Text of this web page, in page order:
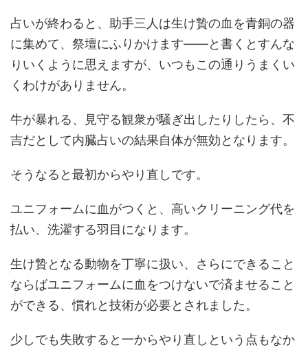
占いが終わると、助手三人は生け贄の血を青銅の器
に集めて、祭壇にふりかけます――と書くとすんな
りいくように思えますが、いつもこの通りうまくい
くわけがありません。
牛が暴れる、見守る観衆が騒ぎ出したりしたら、不
吉だとして内臓占いの結果自体が無効となります。
そうなると最初からやり直しです。
ユニフォームに血がつくと、高いクリーニング代を
払い、洗濯する羽目になります。
生け贄となる動物を丁寧に扱い、さらにできること
ならばユニフォームに血をつけないで済ませること
ができる、慣れと技術が必要とされました。
少しでも失敗すると一からやり直しという点もなか